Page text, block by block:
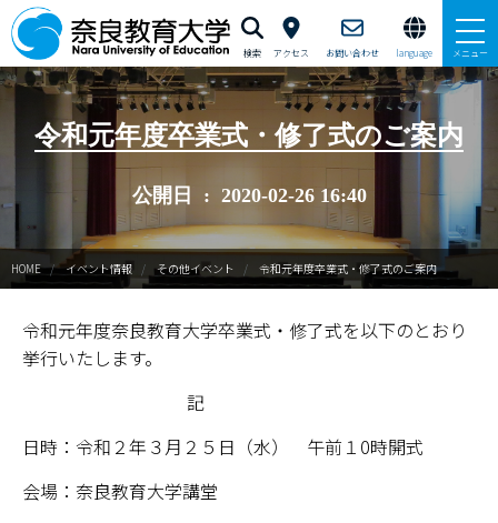
検索 アクセス お問い合わせ language メニュー
本学で学びたい方へ
在学生の方へ
卒業生・修了生の方、現職教員の方へ
自治体・企業の方へ
一般・地域の方へ
大学紹介
入試情報
令和元年度卒業式・修了式のご案内
公開日 : 2020-02-26 16:40
HOME イベント情報 その他イベント 令和元年度卒業式・修了式のご案内
令和元年度奈良教育大学卒業式・修了式を以下のとおり
挙行いたします。
記
日時：令和２年３月２５日（水） 午前１0時開式
会場：奈良教育大学講堂